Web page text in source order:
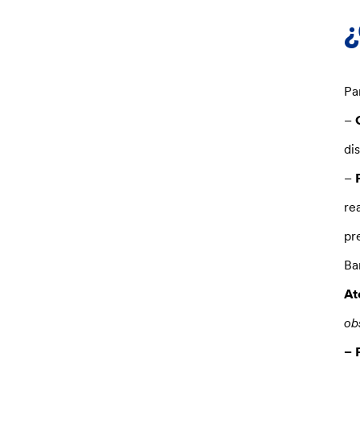
–
–
–